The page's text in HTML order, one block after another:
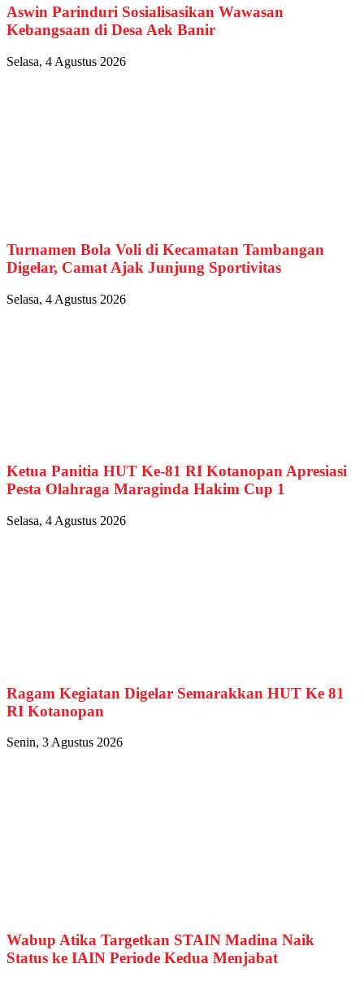
Aswin Parinduri Sosialisasikan Wawasan
Kebangsaan di Desa Aek Banir
Selasa, 4 Agustus 2026
Turnamen Bola Voli di Kecamatan Tambangan
Digelar, Camat Ajak Junjung Sportivitas
Selasa, 4 Agustus 2026
Ketua Panitia HUT Ke-81 RI Kotanopan Apresiasi
Pesta Olahraga Maraginda Hakim Cup 1
Selasa, 4 Agustus 2026
Ragam Kegiatan Digelar Semarakkan HUT Ke 81
RI Kotanopan
Senin, 3 Agustus 2026
Wabup Atika Targetkan STAIN Madina Naik
Status ke IAIN Periode Kedua Menjabat